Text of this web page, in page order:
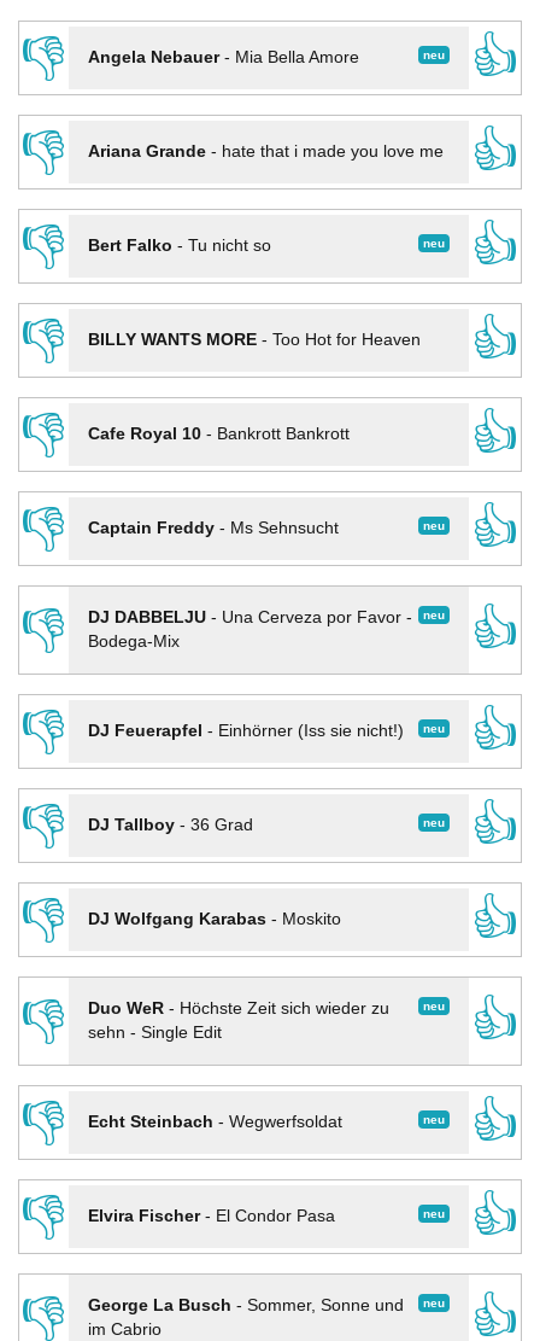
👎 neu
Angela Nebauer- Mia Bella Amore
👍
👎
Ariana Grande- hate that i made you love me
👍
👎
neu
Bert Falko - Tu nicht so
👍
👎
BILLY WANTS MORE- Too Hot for Heaven
👍
👎
Cafe Royal 10- Bankrott Bankrott
👍
👎
neu
Captain Freddy- Ms Sehnsucht
👍
👎
neu
DJ DABBELJU- Una Cerveza por Favor -
Bodega-Mix
👍
👎
neu
DJ Feuerapfel - Einhörner (Iss sie nicht!)
👍
👎
neu
DJ Tallboy- 36 Grad
👍
👎
DJ Wolfgang Karabas- Moskito
👍
👎
neu
Duo WeR- Höchste Zeit sich wieder zu
sehn - Single Edit
👍
👎
neu
Echt Steinbach - Wegwerfsoldat
👍
👎
neu
Elvira Fischer- El Condor Pasa
👍
👎
neu
George La Busch - Sommer, Sonne und
im Cabrio
👍